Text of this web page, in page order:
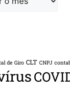
de Giro CLT CNPJ